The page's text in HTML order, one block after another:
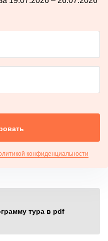
конфиденциальности
тура в pdf